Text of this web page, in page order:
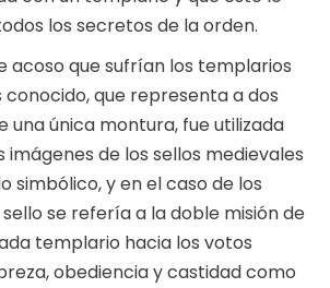
los secretos de la orden.
acoso que sufrían los templarios
conocido, que representa a dos
una única montura, fue utilizada
imágenes de los sellos medievales
simbólico, y en el caso de los
se refería a la doble misión de
templario hacia los votos
obediencia y castidad como